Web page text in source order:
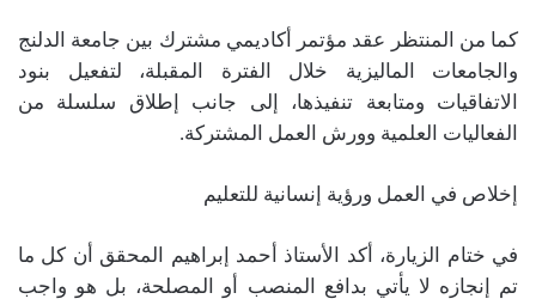
كما من المنتظر عقد مؤتمر أكاديمي مشترك بين جامعة الدلنج
والجامعات الماليزية خلال الفترة المقبلة، لتفعيل بنود
الاتفاقيات ومتابعة تنفيذها، إلى جانب إطلاق سلسلة من
الفعاليات العلمية وورش العمل المشتركة.
إخلاص في العمل ورؤية إنسانية للتعليم
في ختام الزيارة، أكد الأستاذ أحمد إبراهيم المحقق أن كل ما
تم إنجازه لا يأتي بدافع المنصب أو المصلحة، بل هو واجب